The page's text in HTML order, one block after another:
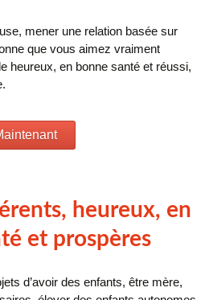
mener une relation basée sur
que vous aimez vraiment
heureux, en bonne santé et réussi,
heureux, en
et prospères
d’avoir des enfants, être mère,